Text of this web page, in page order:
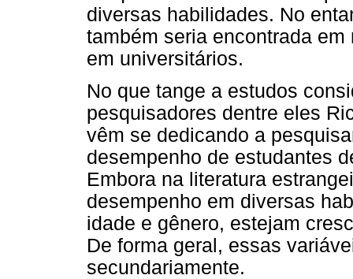
diversas habilidades. No
também seria encontrada
em universitários.
No que tange a estudos
pesquisadores dentre eles
vêm se dedicando a
desempenho de estudantes
Embora na literatura
desempenho em diversas
idade e gênero, estejam
De forma geral, essas
secundariamente.